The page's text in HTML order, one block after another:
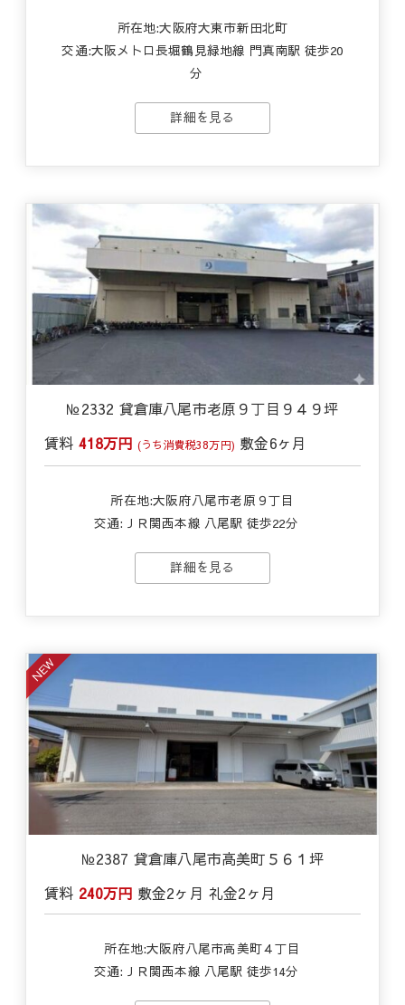
所在地:大阪府大東市新田北町
交通:大阪メトロ長堀鶴見緑地線 門真南駅 徒歩20
分
詳細を見る
№2332 貸倉庫八尾市老原９丁目９４９坪
賃料 418万円 (うち消費税38万円) 敷金6ヶ月
所在地:大阪府八尾市老原９丁目
交通: ＪＲ関西本線 八尾駅 徒歩22分
詳細を見る
NEW
№2387 貸倉庫八尾市高美町５６１坪
賃料 240万円 敷金2ヶ月 礼金2ヶ月
所在地:大阪府八尾市高美町４丁目
交通: ＪＲ関西本線 八尾駅 徒歩14分